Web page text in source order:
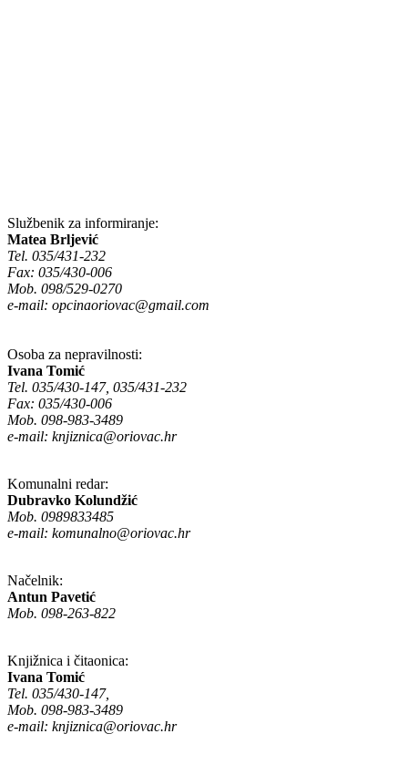
Službenik za informiranje:
Matea Brljević
Tel. 035/431-232
Fax: 035/430-006
Mob. 098/529-0270
e-mail: opcinaoriovac@gmail.com
Osoba za nepravilnosti:
Ivana Tomić
Tel. 035/430-147, 035/431-232
Fax: 035/430-006
Mob. 098-983-3489
e-mail: knjiznica@oriovac.hr
Komunalni redar:
Dubravko Kolundžić
Mob. 0989833485
e-mail: komunalno@oriovac.hr
Načelnik:
Antun Pavetić
Mob. 098-263-822
Knjižnica i čitaonica:
Ivana Tomić
Tel. 035/430-147,
Mob. 098-983-3489
e-mail: knjiznica@oriovac.hr